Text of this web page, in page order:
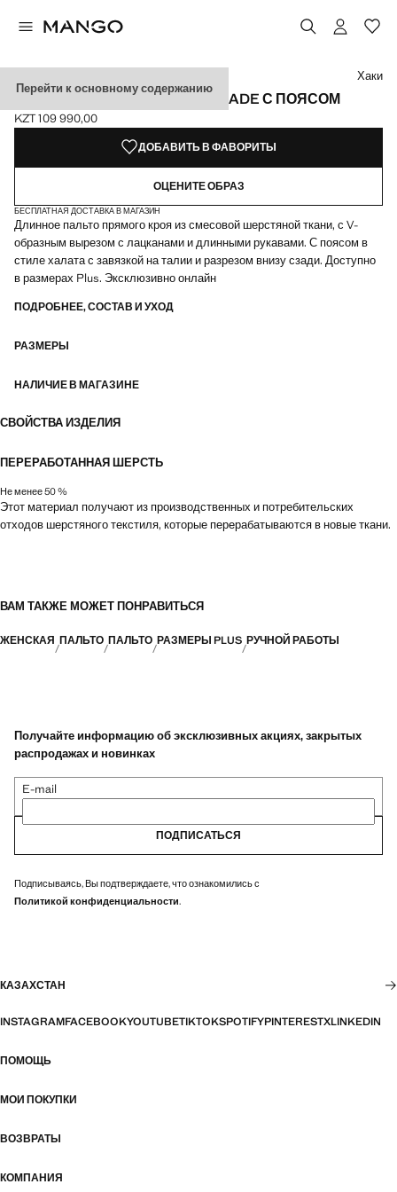
Перейти к основному содержанию
ШЕРСТЯНОЕ ПАЛЬТО HANDMADE С ПОЯСОМ
Текущая цена [KZT 109 990,00 ]
KZT 109 990,00
Выберите цвет
Цвет Серебристый лед
Выбранный цвет: Хаки
Хаки
ДОБАВИТЬ В ФАВОРИТЫ
ОЦЕНИТЕ ОБРАЗ
БЕСПЛАТНАЯ ДОСТАВКА В МАГАЗИН
Длинное пальто прямого кроя из смесовой шерстяной ткани, с V-
образным вырезом с лацканами и длинными рукавами. С поясом в
стиле халата с завязкой на талии и разрезом внизу сзади. Доступно
в размерах Plus. Эксклюзивно онлайн
ПОДРОБНЕЕ, СОСТАВ И УХОД
РАЗМЕРЫ
НАЛИЧИЕ В МАГАЗИНЕ
СВОЙСТВА ИЗДЕЛИЯ
ПЕРЕРАБОТАННАЯ ШЕРСТЬ
Не менее 50 %
Этот материал получают из производственных и потребительских
отходов шерстяного текстиля, которые перерабатываются в новые ткани.
ВАМ ТАКЖЕ МОЖЕТ ПОНРАВИТЬСЯ
ЖЕНСКАЯ ПАЛЬТО ПАЛЬТО РАЗМЕРЫ PLUS РУЧНОЙ РАБОТЫ
Получайте информацию об эксклюзивных акциях, закрытых
распродажах и новинках
E-mail
ПОДПИСАТЬСЯ
Подписываясь, Вы подтверждаете, что ознакомились с
Политикой конфиденциальности.
КАЗАХСТАН
INSTAGRAMFACEBOOKYOUTUBETIKTOKSPOTIFYPINTERESTXLINKEDIN
ПОМОЩЬ
МОИ ПОКУПКИ
ВОЗВРАТЫ
КОМПАНИЯ